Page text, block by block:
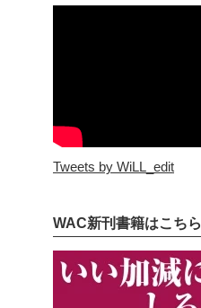
Tweets by WiLL_edit
WAC新刊書籍はこちら